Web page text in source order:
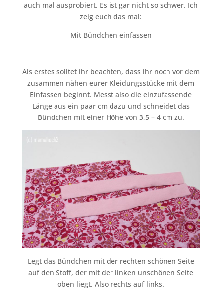
auch mal ausprobiert. Es ist gar nicht so schwer. Ich
zeig euch das mal:
Mit Bündchen einfassen
Als erstes solltet ihr beachten, dass ihr noch vor dem
zusammen nähen eurer Kleidungsstücke mit dem
Einfassen beginnt. Messt also die einzufassende
Länge aus ein paar cm dazu und schneidet das
Bündchen mit einer Höhe von 3,5 – 4 cm zu.
Legt das Bündchen mit der rechten schönen Seite
auf den Stoff, der mit der linken unschönen Seite
oben liegt. Also rechts auf links.